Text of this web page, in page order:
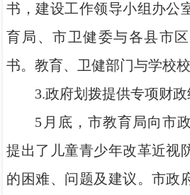
书，建设工作领导小组办公
育局、市卫健委与各县市
书。教育、卫健部门与学校
3.政府划拨提供专项财政
5月底，市教育局向市
提出了儿童青少年改革近视
的困难、问题及建议。市政